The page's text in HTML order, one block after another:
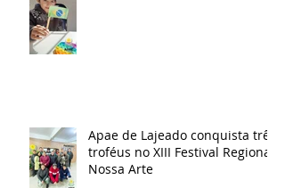
Apae de Lajeado conquista três
troféus no XIII Festival Regional
Nossa Arte